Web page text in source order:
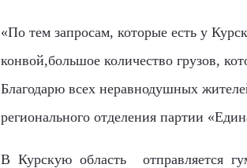
«По тем запросам, которые есть у
конвой,большое количество грузов,
Благодарю всех неравнодушных
регионального отделения партии
В Курскую область отправляется